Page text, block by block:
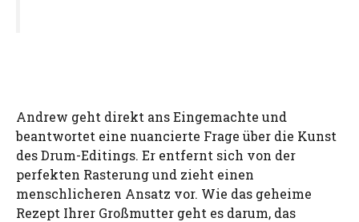
Andrew geht direkt ans Eingemachte und
beantwortet eine nuancierte Frage über die Kunst
des Drum-Editings. Er entfernt sich von der
perfekten Rasterung und zieht einen
menschlicheren Ansatz vor. Wie das geheime
Rezept Ihrer Großmutter geht es darum, das